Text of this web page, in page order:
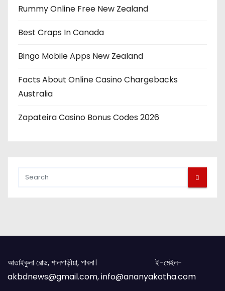
Rummy Online Free New Zealand
Best Craps In Canada
Bingo Mobile Apps New Zealand
Facts About Online Casino Chargebacks
Australia
Zapateira Casino Bonus Codes 2026
আতাইকুলা রোড, শালগাড়ীয়া, পাবনা। ই-মেইল-
akbdnews@gmail.com, info@ananyakotha.com